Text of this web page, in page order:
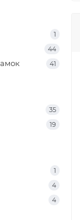
1
44
41
35
19
1
4
4